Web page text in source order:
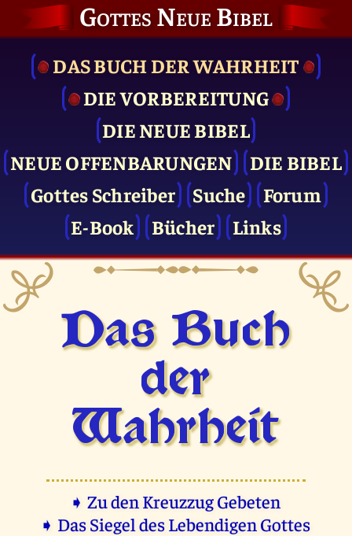
Gottes Neue Bibel
DAS BUCH DER WAHRHEIT
DIE VOR­BEREITUNG
DIE NEUE BIBEL
NEUE OFFENBARUNGEN
DIE BIBEL
Gottes Schreiber
Suche
Forum
E-Book
Bücher Links
Das Buch
der
Wahrheit
➧ Zu den Kreuzzug Gebeten
➧ Das Siegel des Lebendigen Gottes